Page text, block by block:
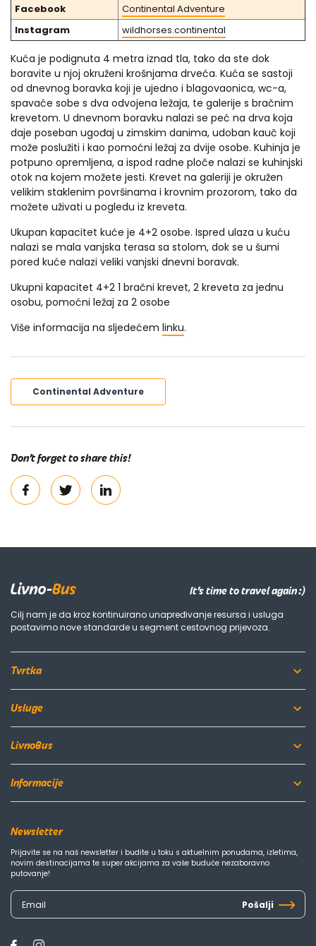
Facebook
Continental Adventure
Instagram
wildhorses.continental
Kuća je podignuta 4 metra iznad tla, tako da ste dok
boravite u njoj okruženi krošnjama drveća. Kuća se sastoji
od dnevnog boravka koji je ujedno i blagovaonica, wc-a,
spavaće sobe s dva odvojena ležaja, te galerije s bračnim
krevetom. U dnevnom boravku nalazi se peć na drva koja
daje poseban ugođaj u zimskim danima, udoban kauč koji
može poslužiti i kao pomoćni ležaj za dvije osobe. Kuhinja je
potpuno opremljena, a ispod radne ploče nalazi se kuhinjski
otok na kojem možete jesti. Krevet na galeriji je okružen
velikim staklenim površinama i krovnim prozorom, tako da
možete uživati ​​u pogledu iz kreveta.
Ukupan kapacitet kuće je 4+2 osobe. Ispred ulaza u kuću
nalazi se mala vanjska terasa sa stolom, dok se u šumi
pored kuće nalazi veliki vanjski dnevni boravak.
Ukupni kapacitet 4+2 1 bračni krevet, 2 kreveta za jednu
osobu, pomoćni ležaj za 2 osobe
Više informacija na sljedećem linku.
Continental Adventure
Don’t forget to share this!
Cilj nam je da kroz kontinuirano unapređivanje resursa i usluga
postavimo nove standarde u segment cestovnog prijevoza.
It’s time to travel again :)
Tvrtka
Usluge
LivnoBus
Informacije
Newsletter
Prijavite se na naš newsletter i budite u toku s aktuelnim ponudama, izletima,
novim destinacijama te super akcijama za vaše buduće nezaboravno
putovanje!
Pošalji